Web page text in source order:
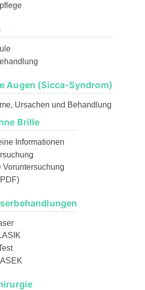
Augen (Sicca-Syndrom)
Ursachen und Behandlung
Brille
Informationen
Voruntersuchung